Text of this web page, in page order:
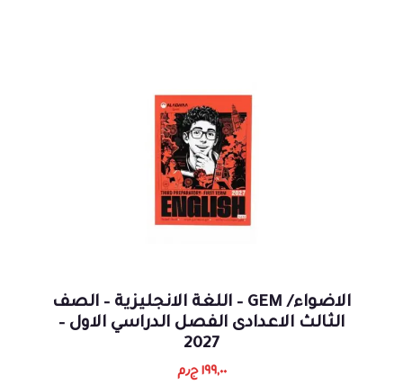
الاضواء/ GEM – اللغة الانجليزية – الصف
الثالث الاعدادى الفصل الدراسي الاول –
2027
١٩٩,٠٠ ج٫م